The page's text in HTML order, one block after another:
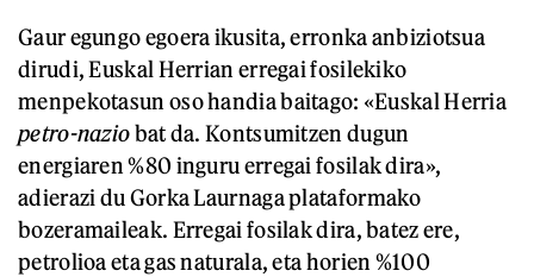
Gaur egungo egoera ikusita, erronka anbiziotsua
dirudi, Euskal Herrian erregai fosilekiko
menpekotasun oso handia baitago: «Euskal Herria
petro-naziobat da. Kontsumitzen dugun
energiaren %80 inguru erregai fosilak dira»,
adierazi du Gorka Laurnaga plataformako
bozeramaileak. Erregai fosilak dira, batez ere,
petrolioa eta gas naturala, eta horien %100